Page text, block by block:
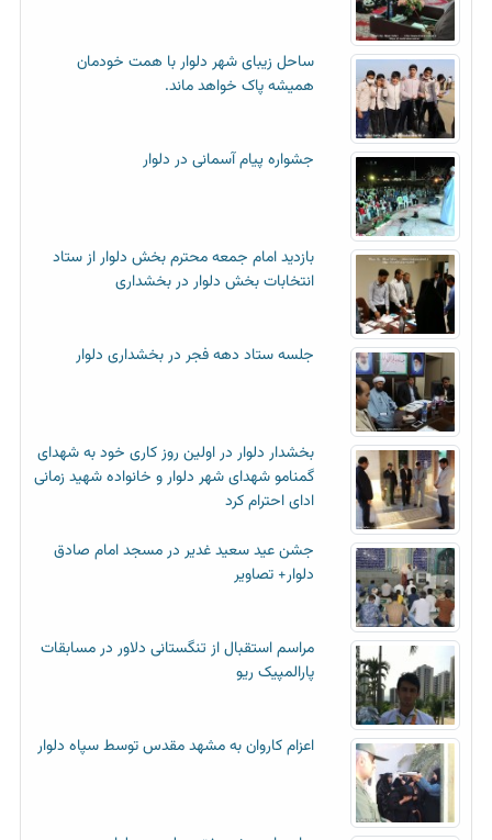
ساحل زیبای شهر دلوار با همت خودمان
همیشه پاک خواهد ماند.
جشواره پیام آسمانی در دلوار
بازدید امام جمعه محترم بخش دلوار از ستاد
انتخابات بخش دلوار در بخشداری
جلسه ستاد دهه فجر در بخشداری دلوار
بخشدار دلوار در اولین روز کاری خود به شهدای
گمنامو شهدای شهر دلوار و خانواده شهید زمانی
ادای احترام کرد
جشن عید سعید غدیر در مسجد امام صادق
دلوار+ تصاویر
مراسم استقبال از تنگستانی دلاور در مسابقات
پارالمپیک ریو
اعزام کاروان به مشهد مقدس توسط سپاه دلوار